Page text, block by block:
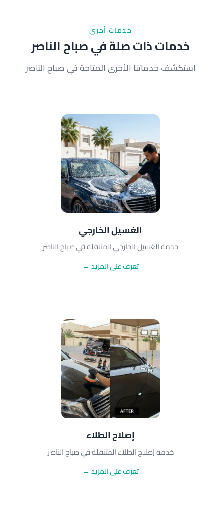
خدمات أخرى
خدمات ذات صلة في صباح الناصر
استكشف خدماتنا الأخرى المتاحة في صباح الناصر
الغسيل الخارجي
خدمة الغسيل الخارجي المتنقلة في صباح الناصر
تعرف على المزيد ←
إصلاح الطلاء
خدمة إصلاح الطلاء المتنقلة في صباح الناصر
تعرف على المزيد ←